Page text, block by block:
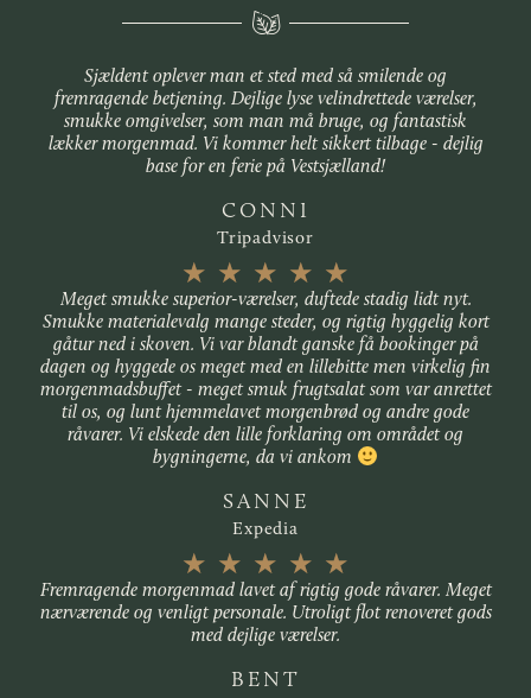
Sjældent oplever man et sted med så smilende og
fremragende betjening. Dejlige lyse velindrettede værelser,
smukke omgivelser, som man må bruge, og fantastisk
lækker morgenmad. Vi kommer helt sikkert tilbage - dejlig
base for en ferie på Vestsjælland!
CONNI
Tripadvisor
★ ★ ★ ★ ★
Meget smukke superior-værelser, duftede stadig lidt nyt.
Smukke materialevalg mange steder, og rigtig hyggelig kort
gåtur ned i skoven. Vi var blandt ganske få bookinger på
dagen og hyggede os meget med en lillebitte men virkelig fin
morgenmadsbuffet - meget smuk frugtsalat som var anrettet
til os, og lunt hjemmelavet morgenbrød og andre gode
råvarer. Vi elskede den lille forklaring om området og
bygningerne, da vi ankom
SANNE
Expedia
★ ★ ★ ★ ★
Fremragende morgenmad lavet af rigtig gode råvarer. Meget
nærværende og venligt personale. Utroligt flot renoveret gods
med dejlige værelser.
BENT